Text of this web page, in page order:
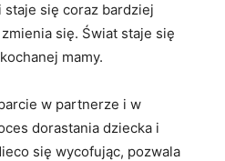
się coraz bardziej
się. Świat staje się
mamy.
w partnerze i w
dorastania dziecka i
się wycofując, pozwala